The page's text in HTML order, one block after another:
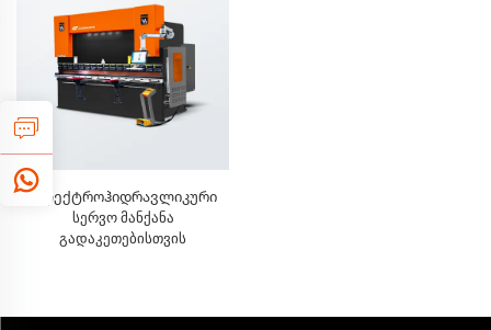
Ელექტროჰიდრავლიკური
სერვო მანქანა
გადაკეთებისთვის